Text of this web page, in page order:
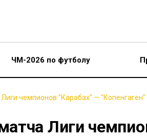
ЧМ-2026 по футболу
чемпионов "Карабах" — "Копенгаген"
Лиги